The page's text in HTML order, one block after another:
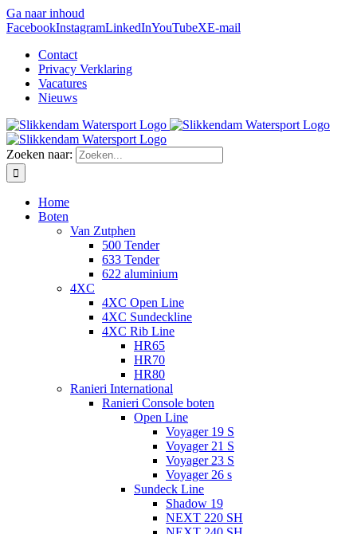
Ga naar inhoud
FacebookInstagramLinkedInYouTubeXE-mail
Contact
Privacy Verklaring
Vacatures
Nieuws
Zoeken naar:
Home
Boten
Van Zutphen
500 Tender
633 Tender
622 aluminium
4XC
4XC Open Line
4XC Sundeckline
4XC Rib Line
HR65
HR70
HR80
Ranieri International
Ranieri Console boten
Open Line
Voyager 19 S
Voyager 21 S
Voyager 23 S
Voyager 26 s
Sundeck Line
Shadow 19
NEXT 220 SH